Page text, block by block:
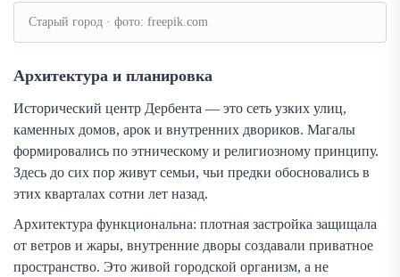
Старый город · фото: freepik.com
Архитектура и планировка
Исторический центр Дербента — это сеть узких улиц,
каменных домов, арок и внутренних двориков. Магалы
формировались по этническому и религиозному принципу.
Здесь до сих пор живут семьи, чьи предки обосновались в
этих кварталах сотни лет назад.
Архитектура функциональна: плотная застройка защищала
от ветров и жары, внутренние дворы создавали приватное
пространство. Это живой городской организм, а не